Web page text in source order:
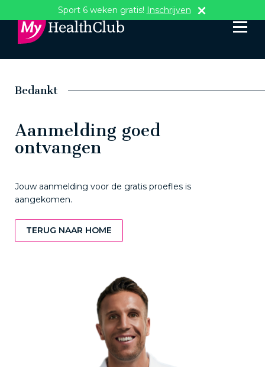
Sport 6 weken gratis! Inschrijven
Bedankt
Aanmelding goed
ontvangen
Jouw aanmelding voor de gratis proefles is
aangekomen.
TERUG NAAR HOME